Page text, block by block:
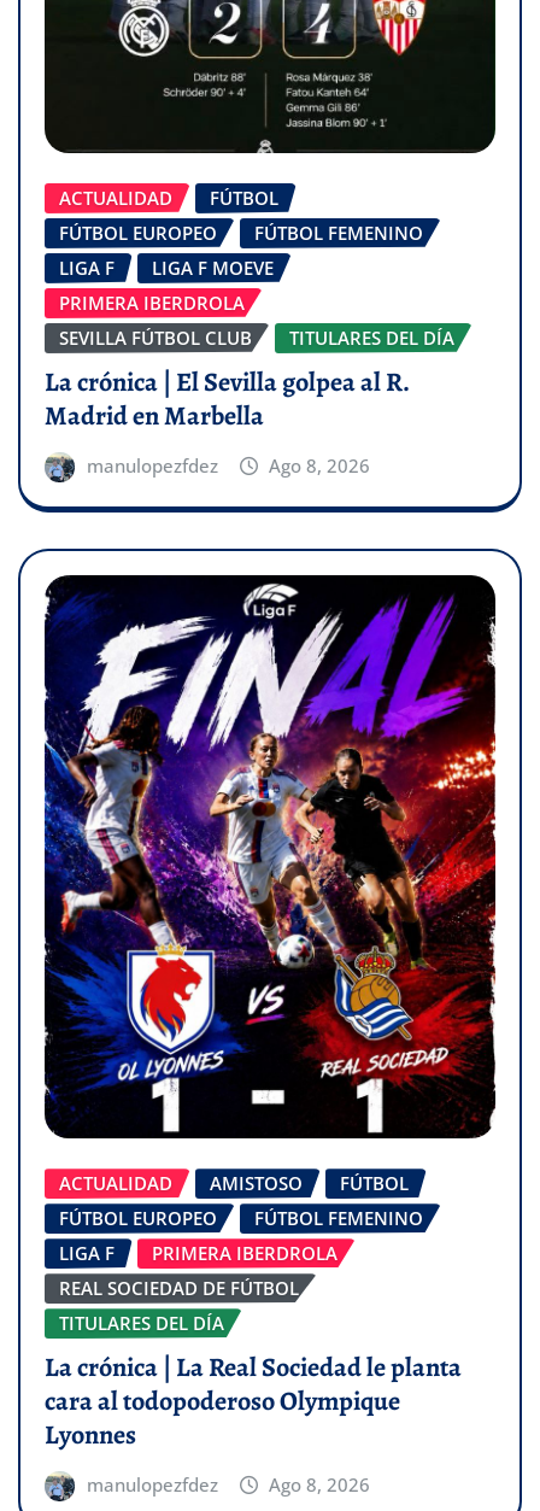
ACTUALIDAD
FÚTBOL
FÚTBOL EUROPEO
FÚTBOL FEMENINO
LIGA F
LIGA F MOEVE
PRIMERA IBERDROLA
SEVILLA FÚTBOL CLUB
TITULARES DEL DÍA
La crónica | El Sevilla golpea al R.
Madrid en Marbella
manulopezfdez Ago 8, 2026
ACTUALIDAD AMISTOSO
FÚTBOL
FÚTBOL EUROPEO
FÚTBOL FEMENINO
LIGA F
PRIMERA IBERDROLA
REAL SOCIEDAD DE FÚTBOL
TITULARES DEL DÍA
La crónica | La Real Sociedad le planta
cara al todopoderoso Olympique
Lyonnes
manulopezfdez Ago 8, 2026